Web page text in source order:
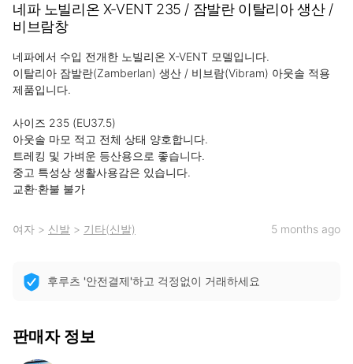
네파 노빌리온 X-VENT 235 / 잠발란 이탈리아 생산 /
비브람창
네파에서 수입 전개한 노빌리온 X-VENT 모델입니다.
이탈리아 잠발란(Zamberlan) 생산 / 비브람(Vibram) 아웃솔 적용
제품입니다.
사이즈 235 (EU37.5)
아웃솔 마모 적고 전체 상태 양호합니다.
트레킹 및 가벼운 등산용으로 좋습니다.
중고 특성상 생활사용감은 있습니다.
교환·환불 불가
여자 > 신발 > 기타(신발) 5 months ago
후루츠 '안전결제'하고 걱정없이 거래하세요
판매자 정보